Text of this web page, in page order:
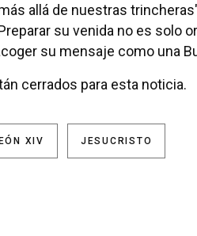
allá de nuestras
su venida no es solo
su mensaje como una
cerrados para esta noticia.
XIV JESUCRISTO